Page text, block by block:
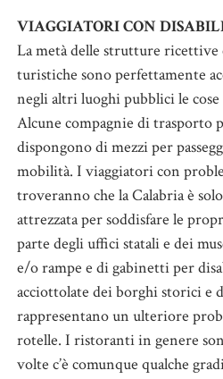
VIAGGIATORI CON
La metà delle strutture
turistiche sono perfettamente
negli altri luoghi pubblici le
Alcune compagnie di trasporto
dispongono di mezzi per
mobilità. I viaggiatori con
troveranno che la Calabria è
attrezzata per soddisfare le
parte degli uffici statali e dei
e/o rampe e di gabinetti per
acciottolate dei borghi storici e
rappresentano un ulteriore
rotelle. I ristoranti in genere
volte c’è comunque qualche